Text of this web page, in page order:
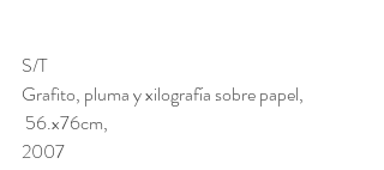
S/T
Grafito, pluma y xilografía sobre papel,
56.x76cm,
2007